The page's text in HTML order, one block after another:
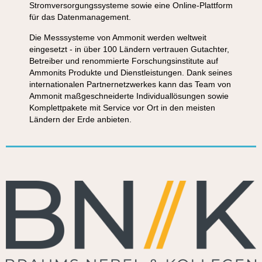
Stromversorgungssysteme sowie eine Online-Plattform
für das Datenmanagement.
Die Messsysteme von Ammonit werden weltweit
eingesetzt - in über 100 Ländern vertrauen Gutachter,
Betreiber und renommierte Forschungsinstitute auf
Ammonits Produkte und Dienstleistungen. Dank seines
internationalen Partnernetzwerkes kann das Team von
Ammonit maßgeschneiderte Individuallösungen sowie
Komplettpakete mit Service vor Ort in den meisten
Ländern der Erde anbieten.